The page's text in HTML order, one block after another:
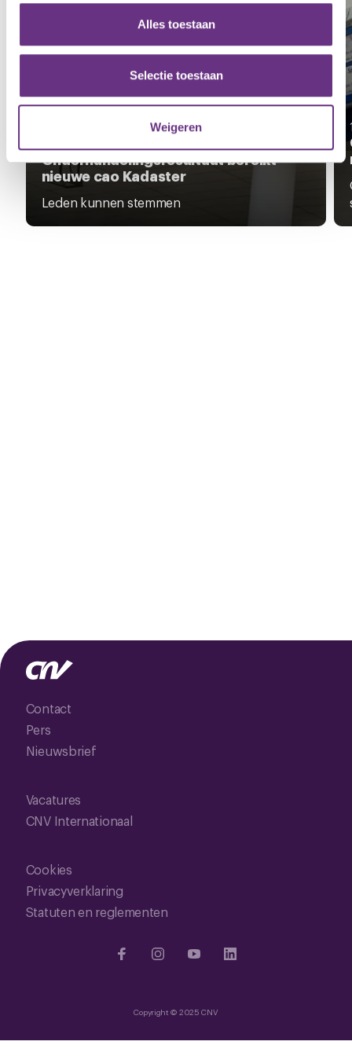
en om ons websiteverkeer te analyseren. Ook delen we
partners voor social media, adverteren en analyse. Deze
partners kunnen deze gegevens combineren met andere
informatie die u aan ze heeft verstrekt of die ze hebben
verzameld op basis van uw gebruik van hun services.
U kunt uw toestemming op elk moment wijzigen of
intrekken via decookieverklaringof door te klikken op
het ronde cookie-instellingenicoontje linksonder op de
pagina.
Alles toestaan
Selectie toestaan
Weigeren
Onderhandelingsresultaat bereikt
nieuwe cao Kadaster
Leden kunnen stemmen
Contact
Pers
Nieuwsbrief
Vacatures
CNV Internationaal
Cookies
Privacyverklaring
Statuten en reglementen
Copyright © 2025 CNV